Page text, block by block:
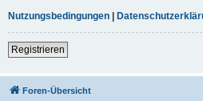
Nutzungsbedingungen |
Registrieren
Foren-Übersicht